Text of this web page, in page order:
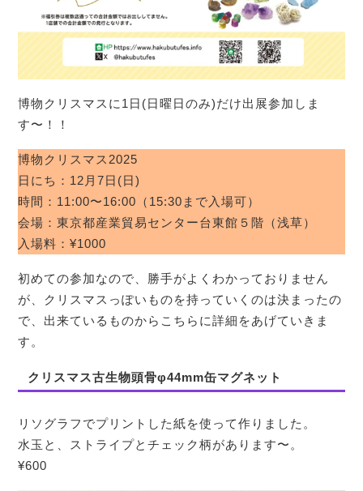
博物クリスマスに1日(日曜日のみ)だけ出展参加しま
す〜！！
博物クリスマス2025
日にち：12月7日(日)
時間：11:00〜16:00（15:30まで入場可）
会場：東京都産業貿易センター台東館５階（浅草）
入場料：¥1000
初めての参加なので、勝手がよくわかっておりません
が、クリスマスっぽいものを持っていくのは決まったの
で、出来ているものからこちらに詳細をあげていきま
す。
クリスマス古生物頭骨φ44mm缶マグネット
リソグラフでプリントした紙を使って作りました。
水玉と、ストライプとチェック柄があります〜。
¥600